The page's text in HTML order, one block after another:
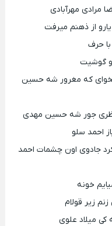
مرادی مهرآبادی
از ذهنم میرفت
حرف
گوشیت
که مغرور شه حسین
جور شه حسین مهدی
احمد سلو
جادوی اون چشمات احمد
خونه
زیر قولام
کی میلاد علوی